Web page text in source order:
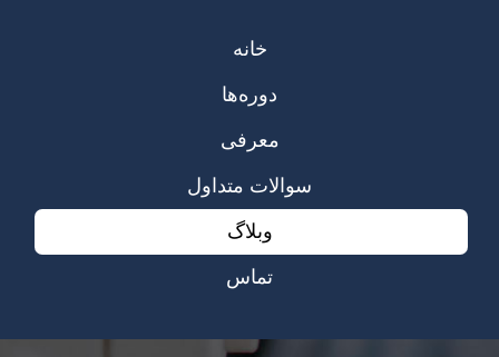
خانه
دوره‌ها
معرفی
سوالات متداول
وبلاگ
تماس